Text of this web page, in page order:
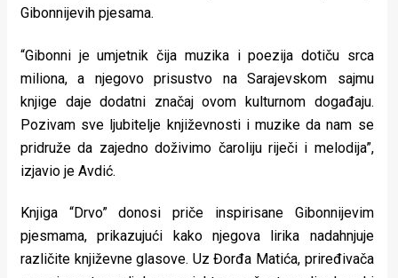
Urban
Places
Aktivizam
Aktuelnosti
Promo
About
Gibonnijevih pjesama.
“Gibonni je umjetnik čija muzika i poezija dotiču srca
miliona, a njegovo prisustvo na Sarajevskom sajmu
knjige daje dodatni značaj ovom kulturnom događaju.
Pozivam sve ljubitelje književnosti i muzike da nam se
pridruže da zajedno doživimo čaroliju riječi i melodija”,
izjavio je Avdić.
Knjiga “Drvo” donosi priče inspirisane Gibonnijevim
pjesmama, prikazujući kako njegova lirika nadahnjuje
različite književne glasove. Uz Đorđa Matića, priređivača